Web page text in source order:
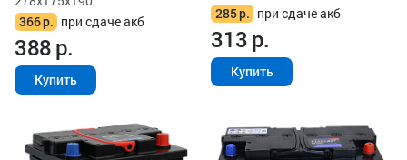
366р. при сдаче акб
388р.
Купить
285р. при сдаче акб
313р.
Купить